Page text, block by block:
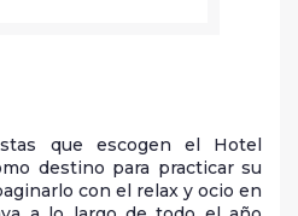
que escogen el Hotel
destino para practicar su
con el relax y ocio en